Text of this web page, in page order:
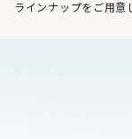
ラインナップをご用意